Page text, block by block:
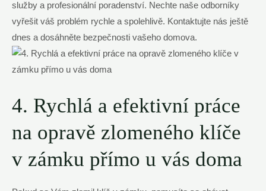
služby a profesionální poradenství. Nechte naše odborníky
vyřešit váš problém rychle a spolehlivě. Kontaktujte nás ještě
dnes a dosáhněte bezpečnosti vašeho domova.
4. Rychlá a efektivní práce
na opravě zlomeného klíče
v zámku přímo u vás doma